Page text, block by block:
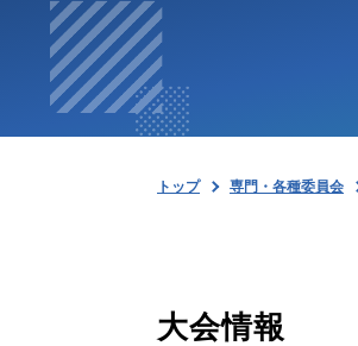
試合結果
専門・各種委員会
トップ 専門・各種委員会
大会情報